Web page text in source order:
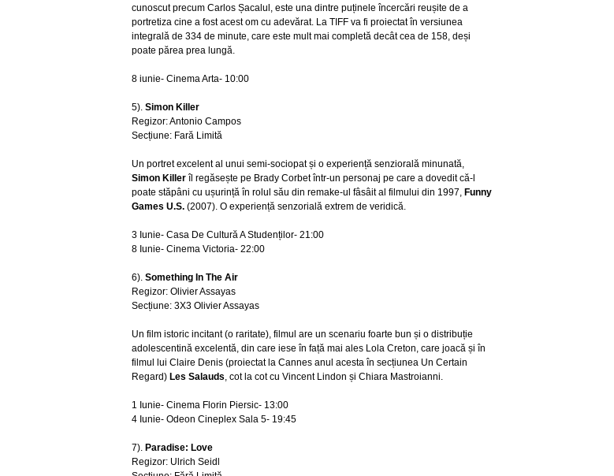
cunoscut precum Carlos Șacalul, este una dintre puținele încercări reușite de a
portretiza cine a fost acest om cu adevărat. La TIFF va fi proiectat în versiunea
integrală de 334 de minute, care este mult mai completă decât cea de 158, deși
poate părea prea lungă.
8 iunie- Cinema Arta- 10:00
5). Simon Killer
Regizor: Antonio Campos
Secțiune: Fară Limită
Un portret excelent al unui semi-sociopat și o experiență senziorală minunată,
Simon Killer îl regăsește pe Brady Corbet într-un personaj pe care a dovedit că-l
poate stăpâni cu ușurință în rolul său din remake-ul fâsâit al filmului din 1997, Funny
Games U.S. (2007). O experiență senzorială extrem de veridică.
3 Iunie- Casa De Cultură A Studenților- 21:00
8 Iunie- Cinema Victoria- 22:00
6). Something In The Air
Regizor: Olivier Assayas
Secțiune: 3X3 Olivier Assayas
Un film istoric incitant (o raritate), filmul are un scenariu foarte bun și o distribuție
adolescentină excelentă, din care iese în față mai ales Lola Creton, care joacă și în
filmul lui Claire Denis (proiectat la Cannes anul acesta în secțiunea Un Certain
Regard) Les Salauds, cot la cot cu Vincent Lindon și Chiara Mastroianni.
1 Iunie- Cinema Florin Piersic- 13:00
4 Iunie- Odeon Cineplex Sala 5- 19:45
7). Paradise: Love
Regizor: Ulrich Seidl